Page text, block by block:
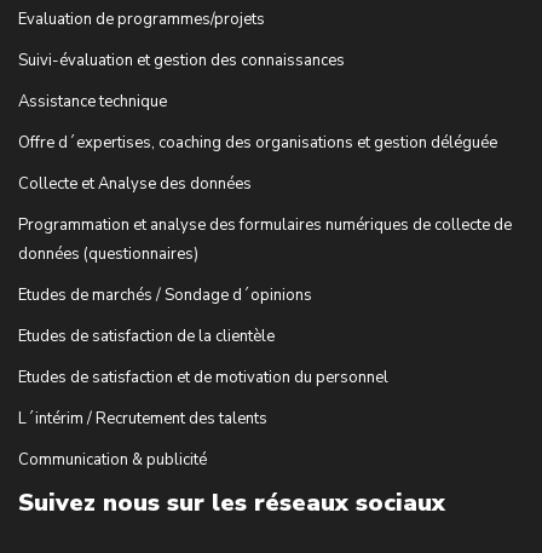
Evaluation de programmes/projets
Suivi-évaluation et gestion des connaissances
Assistance technique
Offre d´expertises, coaching des organisations et gestion déléguée
Collecte et Analyse des données
Programmation et analyse des formulaires numériques de collecte de
données (questionnaires)
Etudes de marchés / Sondage d´opinions
Etudes de satisfaction de la clientèle
Etudes de satisfaction et de motivation du personnel
L´intérim / Recrutement des talents
Communication & publicité
Suivez nous sur les réseaux sociaux